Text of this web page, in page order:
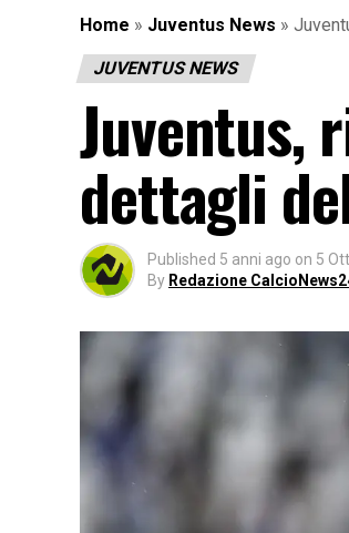
Home » Juventus News »
JUVENTUS NEWS
Juventus,
dettagli
Published 5 anni ago on 5
By Redazione